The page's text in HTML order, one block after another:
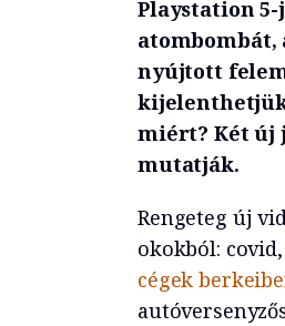
Playstation
atombombát,
nyújtott
miért? Két új
mutatják.
Rengeteg új
okokból:
cégek